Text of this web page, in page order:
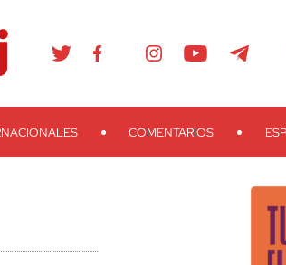
COMENTARIOS